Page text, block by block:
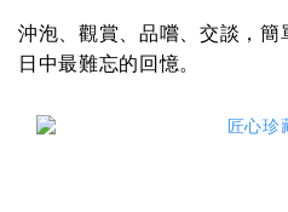
沖泡、觀賞、品嚐、交談，
日中最難忘的回憶。